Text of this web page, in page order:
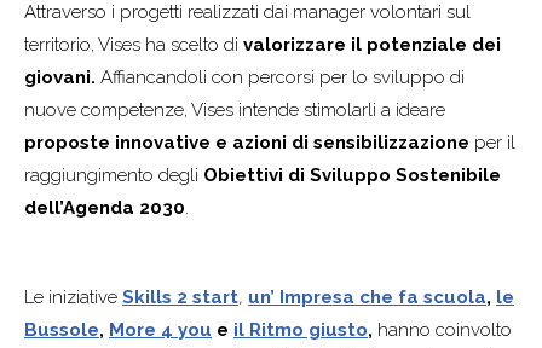
Attraverso i progetti realizzati dai manager volontari sul
territorio, Vises ha scelto di valorizzare il potenziale dei
giovani. Affiancandoli con percorsi per lo sviluppo di
nuove competenze, Vises intende stimolarli a ideare
proposte innovative e azioni di sensibilizzazione per il
raggiungimento degli Obiettivi di Sviluppo Sostenibile
dell’Agenda 2030.
Le iniziative Skills 2 start, un’ Impresa che fa scuola, le
Bussole, More 4 you e il Ritmo giusto, hanno coinvolto